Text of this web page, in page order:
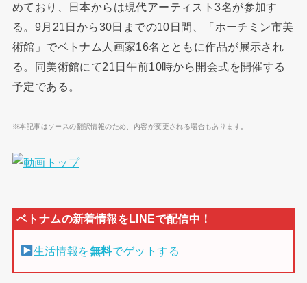
めており、日本からは現代アーティスト3名が参加す
る。9月21日から30日までの10日間、「ホーチミン市美
術館」でベトナム人画家16名とともに作品が展示され
る。同美術館にて21日午前10時から開会式を開催する
予定である。
※本記事はソースの翻訳情報のため、内容が変更される場合もあります。
生活情報を無料でゲットする